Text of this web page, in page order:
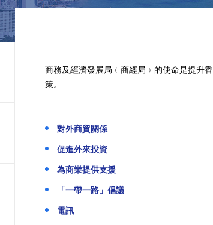
商務及經濟發展局﹙商經局﹚的使命是提升
策。
對外商貿關係
促進外來投資
為商業提供支援
「一帶一路」倡議
電訊